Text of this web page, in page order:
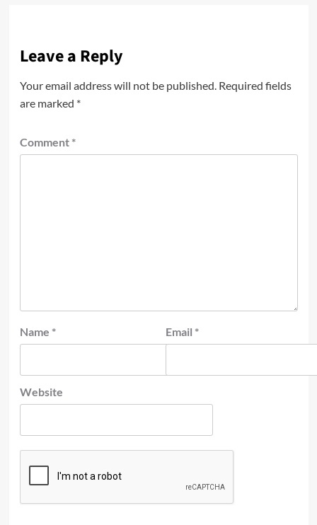
Leave a Reply
Your email address will not be published. Required fields
are marked *
Comment *
Name * Email *
Website